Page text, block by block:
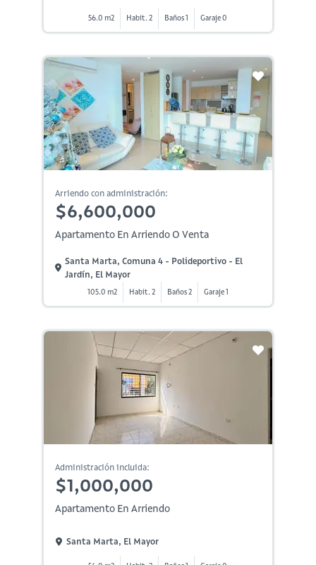
56.0 m2 Habit. 2 Baños 1 Garaje 0
Arriendo con administración:
$6,600,000
Apartamento En Arriendo O Venta
Santa Marta, Comuna 4 - Polideportivo - El
Jardín, El Mayor
105.0 m2 Habit. 2 Baños 2 Garaje 1
Administración incluida:
$1,000,000
Apartamento En Arriendo
Santa Marta, El Mayor